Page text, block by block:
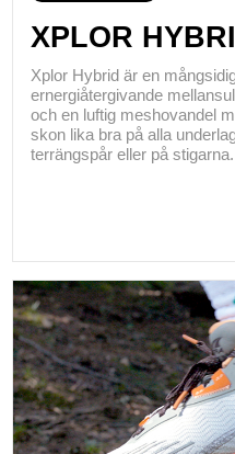
XPLOR
Xplor Hybrid är en
ernergiåtergivande
och en luftig meshovandel
skon lika bra på alla
terrängspår eller på stigarna.